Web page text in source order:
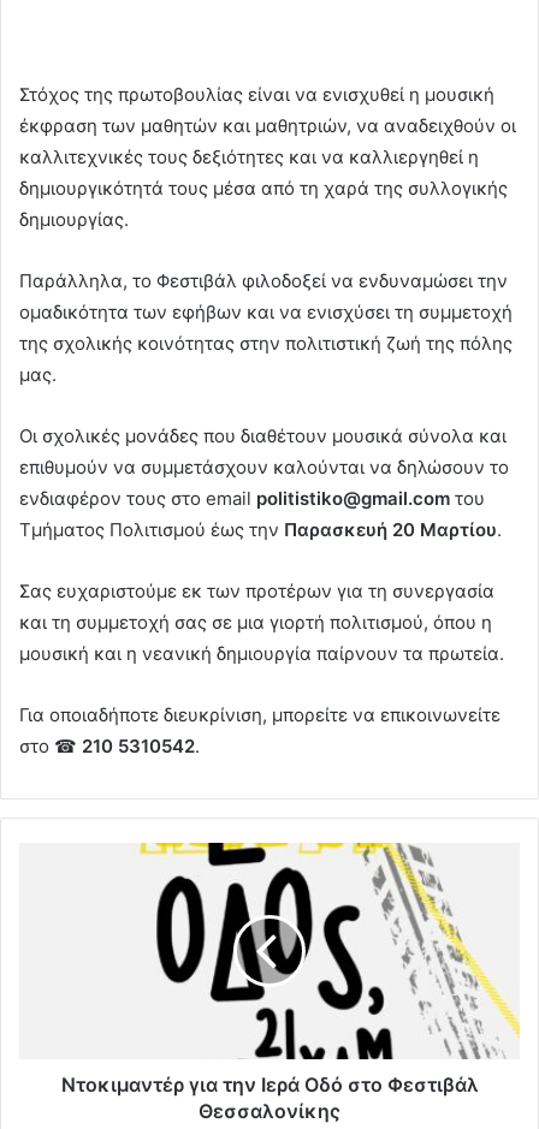
Στόχος της πρωτοβουλίας είναι να ενισχυθεί η μουσική
έκφραση των μαθητών και μαθητριών, να αναδειχθούν οι
καλλιτεχνικές τους δεξιότητες και να καλλιεργηθεί η
δημιουργικότητά τους μέσα από τη χαρά της συλλογικής
δημιουργίας.
Παράλληλα, το Φεστιβάλ φιλοδοξεί να ενδυναμώσει την
ομαδικότητα των εφήβων και να ενισχύσει τη συμμετοχή
της σχολικής κοινότητας στην πολιτιστική ζωή της πόλης
μας.
Οι σχολικές μονάδες που διαθέτουν μουσικά σύνολα και
επιθυμούν να συμμετάσχουν καλούνται να δηλώσουν το
ενδιαφέρον τους στο email politistiko@gmail.com του
Τμήματος Πολιτισμού έως την Παρασκευή 20 Μαρτίου.
Σας ευχαριστούμε εκ των προτέρων για τη συνεργασία
και τη συμμετοχή σας σε μια γιορτή πολιτισμού, όπου η
μουσική και η νεανική δημιουργία παίρνουν τα πρωτεία.
Για οποιαδήποτε διευκρίνιση, μπορείτε να επικοινωνείτε
στο ☎ 210 5310542.
Ντοκιμαντέρ για την Ιερά Οδό στο Φεστιβάλ
Θεσσαλονίκης